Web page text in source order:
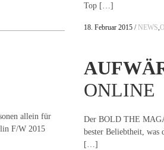
Top […]
18. Februar 2015 NEWS,
allein für
F/W 2015
ONLINE
Der BOLD THE
bester Beliebtheit, was
[…]